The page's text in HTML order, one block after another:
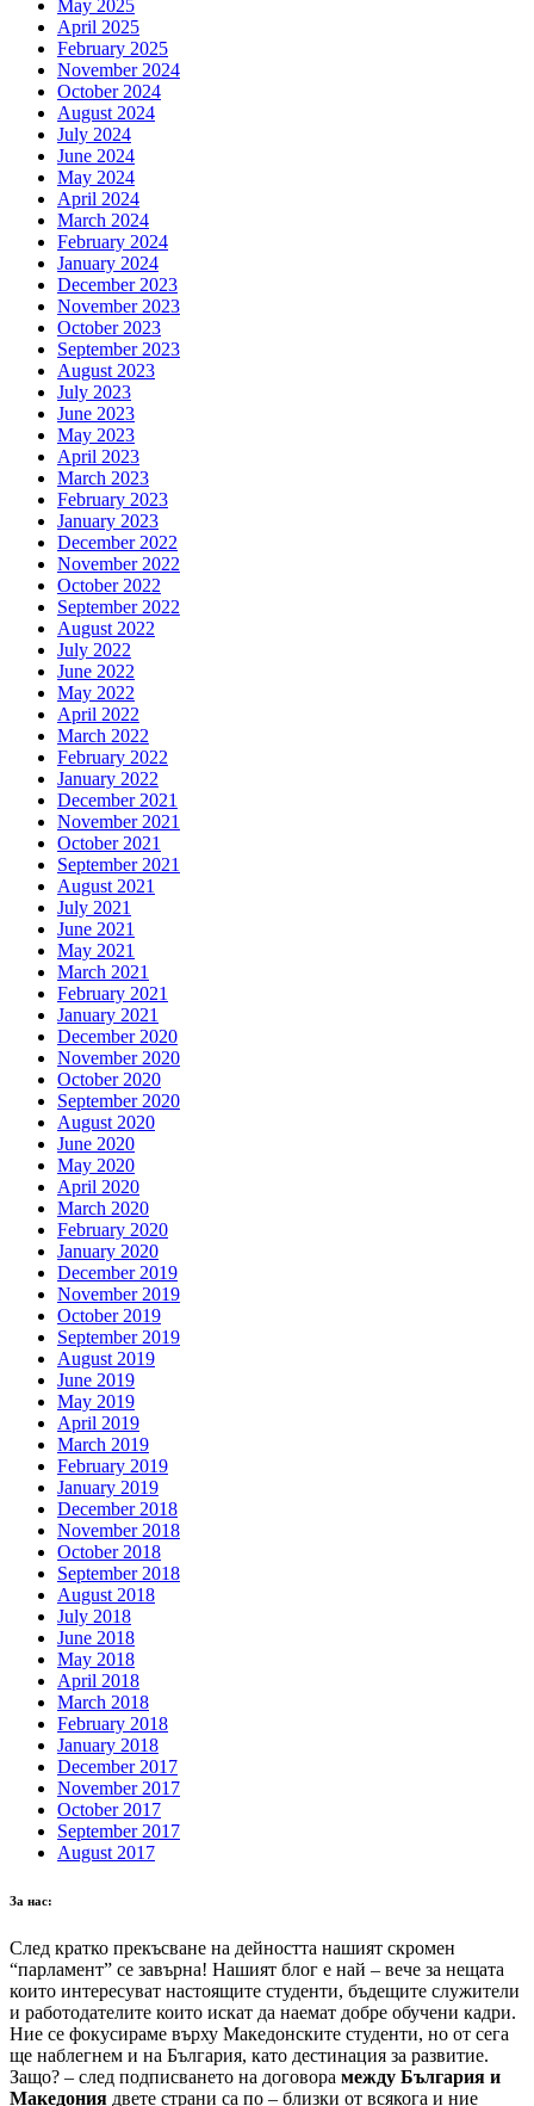
May 2025
April 2025
February 2025
November 2024
October 2024
August 2024
July 2024
June 2024
May 2024
April 2024
March 2024
February 2024
January 2024
December 2023
November 2023
October 2023
September 2023
August 2023
July 2023
June 2023
May 2023
April 2023
March 2023
February 2023
January 2023
December 2022
November 2022
October 2022
September 2022
August 2022
July 2022
June 2022
May 2022
April 2022
March 2022
February 2022
January 2022
December 2021
November 2021
October 2021
September 2021
August 2021
July 2021
June 2021
May 2021
March 2021
February 2021
January 2021
December 2020
November 2020
October 2020
September 2020
August 2020
June 2020
May 2020
April 2020
March 2020
February 2020
January 2020
December 2019
November 2019
October 2019
September 2019
August 2019
June 2019
May 2019
April 2019
March 2019
February 2019
January 2019
December 2018
November 2018
October 2018
September 2018
August 2018
July 2018
June 2018
May 2018
April 2018
March 2018
February 2018
January 2018
December 2017
November 2017
October 2017
September 2017
August 2017
За нас:
След кратко прекъсване на дейността нашият скромен
“парламент” се завърна! Нашият блог е най – вече за нещата
които интересуват настоящите студенти, бъдещите служители
и работодателите които искат да наемат добре обучени кадри.
Ние се фокусираме върху Македонските студенти, но от сега
ще наблегнем и на България, като дестинация за развитие.
Защо? – след подписването на договора между България и
Македония двете страни са по – близки от всякога и ние